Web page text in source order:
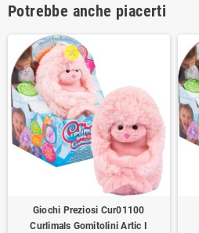
Potrebbe anche piacerti
Giochi Preziosi Cur01100
Curlimals Gomitolini Artic I